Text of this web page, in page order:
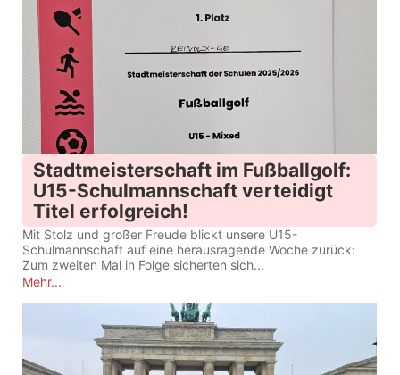
Stadtmeisterschaft im Fußballgolf:
U15-Schulmannschaft verteidigt
Titel erfolgreich!
Mit Stolz und großer Freude blickt unsere U15-
Schulmannschaft auf eine herausragende Woche zurück:
Zum zweiten Mal in Folge sicherten sich...
Mehr...